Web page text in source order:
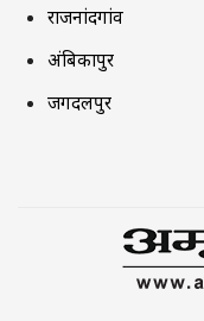
राजनांदगांव
अंबिकापुर
जगदलपुर